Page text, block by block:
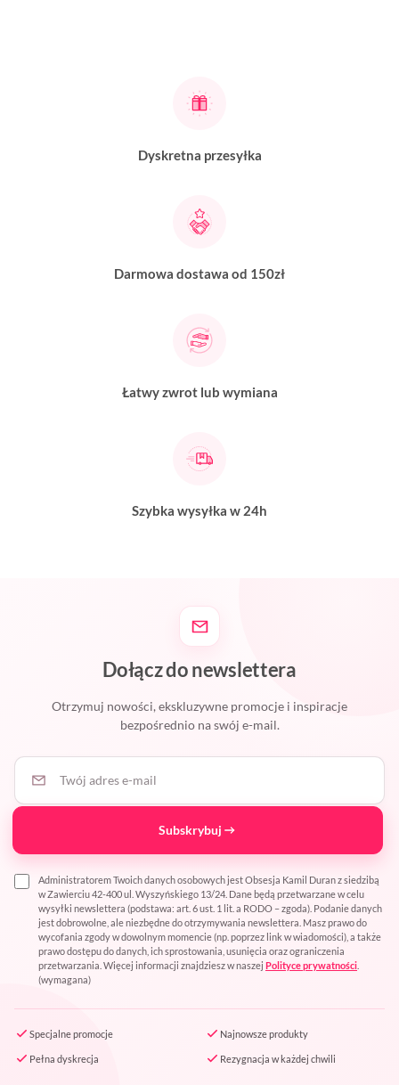
Dyskretna przesyłka
Darmowa dostawa od 150zł
Łatwy zwrot lub wymiana
Szybka wysyłka w 24h
Dołącz do newslettera
Otrzymuj nowości, ekskluzywne promocje i inspiracje
bezpośrednio na swój e-mail.
Twój adres e-mail
Subskrybuj
Administratorem Twoich danych osobowych jest Obsesja Kamil Duran z siedzibą
w Zawierciu 42-400 ul. Wyszyńskiego 13/24. Dane będą przetwarzane w celu
wysyłki newslettera (podstawa: art. 6 ust. 1 lit. a RODO – zgoda). Podanie danych
jest dobrowolne, ale niezbędne do otrzymywania newslettera. Masz prawo do
wycofania zgody w dowolnym momencie (np. poprzez link w wiadomości), a także
prawo dostępu do danych, ich sprostowania, usunięcia oraz ograniczenia
przetwarzania. Więcej informacji znajdziesz w naszej Polityce prywatności
(wymagana)
Specjalne promocje Najnowsze produkty
Pełna dyskrecja Rezygnacja w każdej chwili